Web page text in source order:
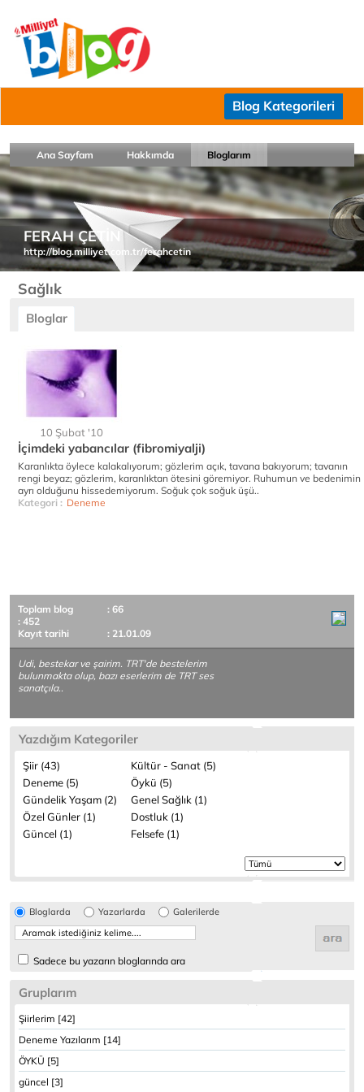
Blog Kategorileri
Ana Sayfam Hakkımda Bloglarım
FERAH ÇETİN
http://blog.milliyet.com.tr/ferahcetin
Sağlık
Bloglar
10 Şubat '10
İçimdeki yabancılar (fibromiyalji)
Karanlıkta öylece kalakalıyorum; gözlerim açık, tavana bakıyorum; tavanın
rengi beyaz; gözlerim, karanlıktan ötesini göremiyor. Ruhumun ve bedenimin
ayrı olduğunu hissedemiyorum. Soğuk çok soğuk üşü..
Kategori : Deneme
Toplam blog
: 66
: 452
Kayıt tarihi
: 21.01.09
Udi, bestekar ve şairim. TRT'de bestelerim
bulunmakta olup, bazı eserlerim de TRT ses
sanatçıla..
Yazdığım Kategoriler
Şiir (43)
Kültür - Sanat (5)
Deneme (5)
Öykü (5)
Gündelik Yaşam (2)
Genel Sağlık (1)
Özel Günler (1)
Dostluk (1)
Güncel (1)
Felsefe (1)
Bloglarda Yazarlarda Galerilerde
Sadece bu yazarın bloglarında ara
Gruplarım
Şiirlerim [42]
Deneme Yazılarım [14]
ÖYKÜ [5]
güncel [3]